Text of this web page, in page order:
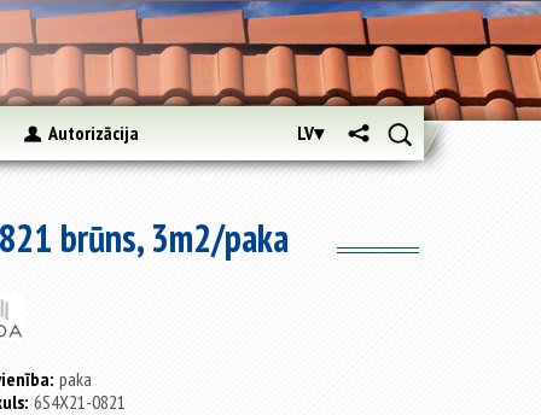
Autorizācija LV▾
brūns, 3m2/paka
paka
6S4X21-0821